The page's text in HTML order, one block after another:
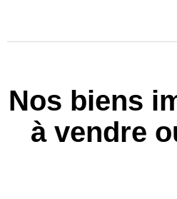
Nos biens
à vendre